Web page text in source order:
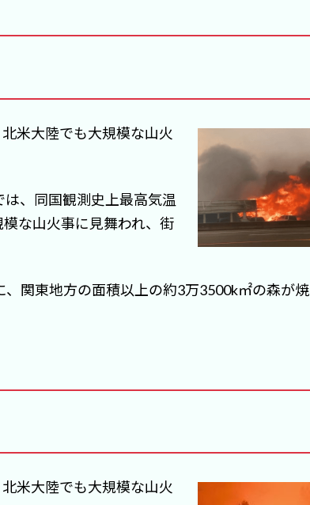
米大陸でも大規模な山火
、同国観測史上最高気温
な山火事に見舞われ、街
関東地方の面積以上の約3万3500k㎡の森が焼
米大陸でも大規模な山火